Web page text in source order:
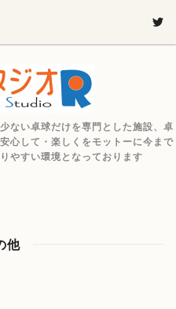
ない卓球だけを専門とした施設、卓
心して・楽しくをモットーに今まで
やすい環境となっております
他